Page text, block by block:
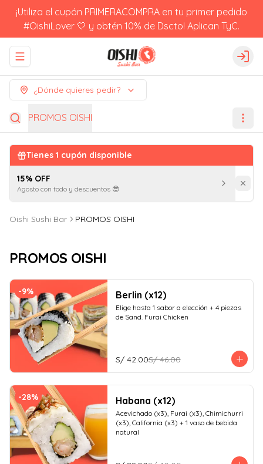
¡Utiliza el cupón PRIMERACOMPRA en tu primer pedido
#OishiLover 🤍 y obtén 10% de Dscto! Aplican TyC.
Abrir menu de navegación Login
¿Dónde quieres pedir?
PROMOS OISHI
Tienes 1 cupón disponible
15% OFF
Agosto con todo y descuentos 😎
Oishi Sushi Bar PROMOS OISHI
PROMOS OISHI
-9% Berlin (x12)
Elige hasta 1 sabor a elección + 4 piezas
de Sand. Furai Chicken
S/ 42.00S/ 46.00
-28% Habana (x12)
Acevichado (x3), Furai (x3), Chimichurri
(x3), California (x3) + 1 vaso de bebida
natural